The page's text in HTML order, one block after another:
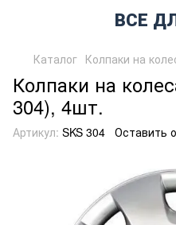
ВСЕ
Каталог Колпаки на
Колпаки на
304), 4шт.
Артикул: SKS 304 Оставить